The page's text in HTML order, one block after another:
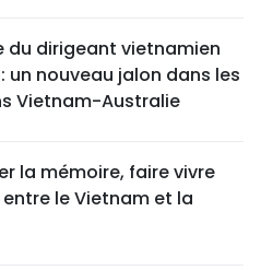
du dirigeant vietnamien
un nouveau jalon dans les
Vietnam-Australie
la mémoire, faire vivre
entre le Vietnam et la